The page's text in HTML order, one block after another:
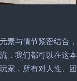
素与情节紧密结合，
，我们都可以在这本
家，所有对人性、团